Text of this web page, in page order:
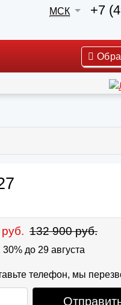
МСК +7
132 900 руб.
до 29 августа
телефон, мы